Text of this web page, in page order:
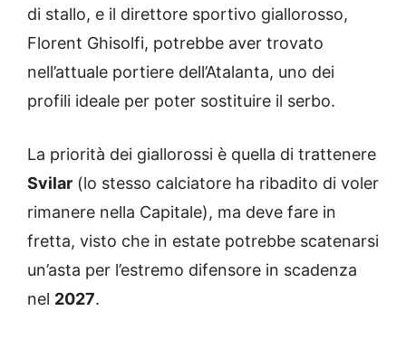
di stallo, e il direttore sportivo giallorosso,
Florent Ghisolfi, potrebbe aver trovato
nell’attuale portiere dell’Atalanta, uno dei
profili ideale per poter sostituire il serbo.
La priorità dei giallorossi è quella di trattenere
Svilar (lo stesso calciatore ha ribadito di voler
rimanere nella Capitale), ma deve fare in
fretta, visto che in estate potrebbe scatenarsi
un’asta per l’estremo difensore in scadenza
nel 2027.